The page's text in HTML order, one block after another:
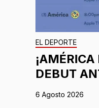
EL DEPORTE
DEBUT
6 Agosto 2026